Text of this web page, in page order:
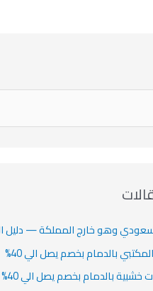
وهو خارج المملكة — دليل
بالدمام بخصم يصل الي 40%
بالدمام بخصم يصل الي 40%